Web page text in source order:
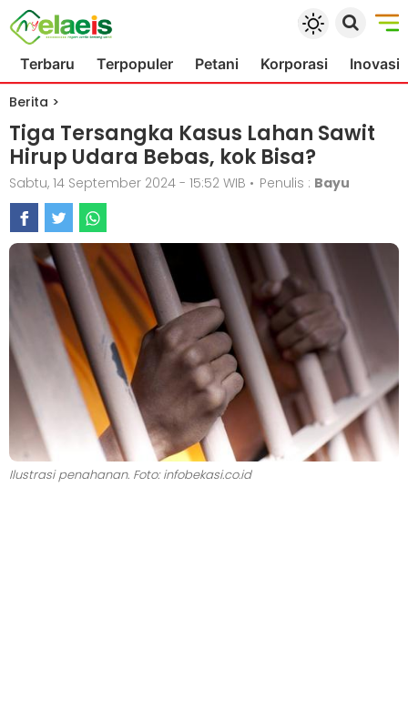
Terbaru Terpopuler Petani Korporasi Inovasi
Berita >
Tiga Tersangka Kasus Lahan Sawit
Hirup Udara Bebas, kok Bisa?
Sabtu, 14 September 2024 - 15:52 WIB • Penulis : Bayu
Ilustrasi penahanan. Foto: infobekasi.co.id